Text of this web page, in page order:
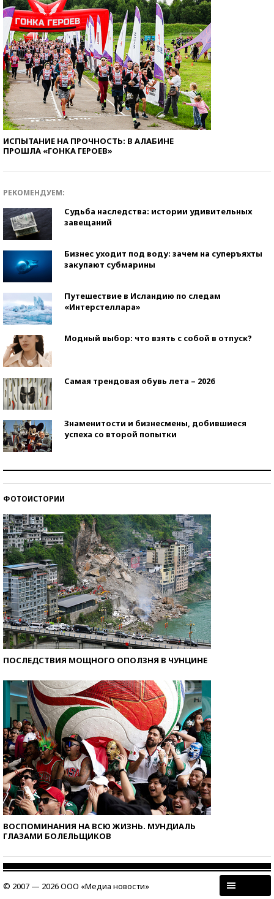
ИСПЫТАНИЕ НА ПРОЧНОСТЬ: В АЛАБИНЕ
ПРОШЛА «ГОНКА ГЕРОЕВ»
РЕКОМЕНДУЕМ:
Судьба наследства: истории удивительных
завещаний
Бизнес уходит под воду: зачем на суперъяхты
закупают субмарины
Путешествие в Исландию по следам
«Интерстеллара»
Модный выбор: что взять с собой в отпуск?
Самая трендовая обувь лета – 2026
Знаменитости и бизнесмены, добившиеся
успеха со второй попытки
ФОТОИСТОРИИ
ПОСЛЕДСТВИЯ МОЩНОГО ОПОЛЗНЯ В ЧУНЦИНЕ
ВОСПОМИНАНИЯ НА ВСЮ ЖИЗНЬ. МУНДИАЛЬ
ГЛАЗАМИ БОЛЕЛЬЩИКОВ
© 2007 — 2026 ООО «Медиа новости»